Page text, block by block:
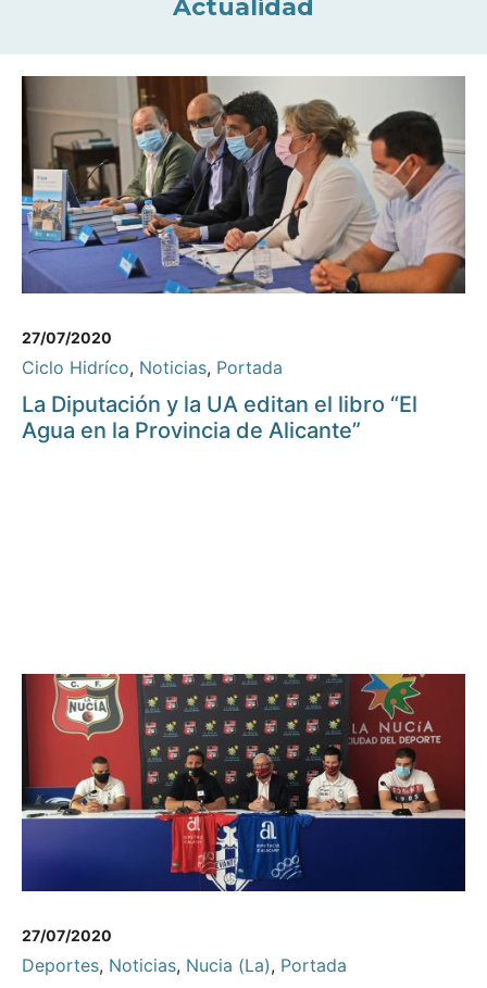
Actualidad
27/07/2020
Ciclo Hidríco, Noticias, Portada
La Diputación y la UA editan el libro “El
Agua en la Provincia de Alicante”
27/07/2020
Deportes, Noticias, Nucia (La), Portada